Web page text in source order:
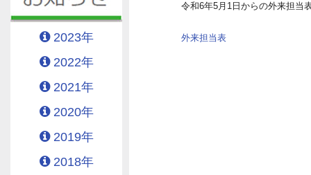
2023年
2022年
2021年
2020年
2019年
2018年
令和6年5月1日からの外来担当
外来担当表